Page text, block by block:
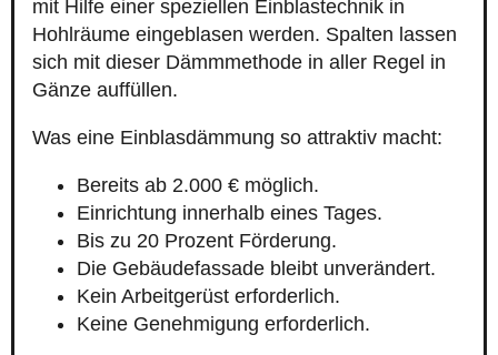
mit Hilfe einer speziellen Einblastechnik in
Hohlräume eingeblasen werden. Spalten lassen
sich mit dieser Dämmmethode in aller Regel in
Gänze auffüllen.
Was eine Einblasdämmung so attraktiv macht:
Bereits ab 2.000 € möglich.
Einrichtung innerhalb eines Tages.
Bis zu 20 Prozent Förderung.
Die Gebäudefassade bleibt unverändert.
Kein Arbeitgerüst erforderlich.
Keine Genehmigung erforderlich.